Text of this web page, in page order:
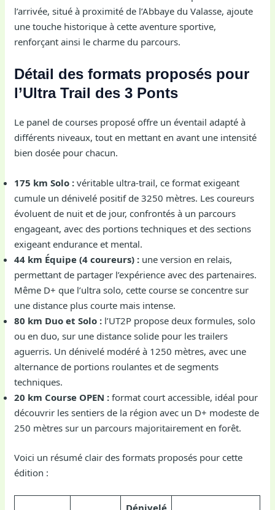
l’arrivée, situé à proximité de l’Abbaye du Valasse, ajoute
une touche historique à cette aventure sportive,
renforçant ainsi le charme du parcours.
Détail des formats proposés pour
l’Ultra Trail des 3 Ponts
Le panel de courses proposé offre un éventail adapté à
différents niveaux, tout en mettant en avant une intensité
bien dosée pour chacun.
175 km Solo : véritable ultra-trail, ce format exigeant
cumule un dénivelé positif de 3250 mètres. Les coureurs
évoluent de nuit et de jour, confrontés à un parcours
engageant, avec des portions techniques et des sections
exigeant endurance et mental.
44 km Équipe (4 coureurs) : une version en relais,
permettant de partager l’expérience avec des partenaires.
Même D+ que l’ultra solo, cette course se concentre sur
une distance plus courte mais intense.
80 km Duo et Solo : l’UT2P propose deux formules, solo
ou en duo, sur une distance solide pour les trailers
aguerris. Un dénivelé modéré à 1250 mètres, avec une
alternance de portions roulantes et de segments
techniques.
20 km Course OPEN : format court accessible, idéal pour
découvrir les sentiers de la région avec un D+ modeste de
250 mètres sur un parcours majoritairement en forêt.
Voici un résumé clair des formats proposés pour cette
édition :
Dénivelé